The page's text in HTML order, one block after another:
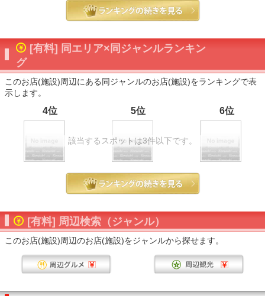
[有料] 同エリア×同ジャンルランキン
グ
このお店(施設)周辺にある同ジャンルのお店(施設)をランキングで表
示します。
4位 5位 6位
該当するスポットは3件以下です。
[有料] 周辺検索（ジャンル）
このお店(施設)周辺のお店(施設)をジャンルから探せます。